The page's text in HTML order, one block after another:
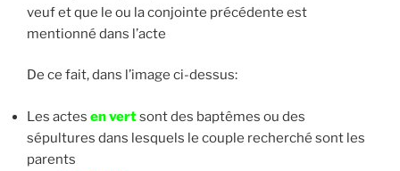
veuf et que le ou la conjointe précédente est
mentionné dans l’acte
De ce fait, dans l’image ci-dessus:
Les actes en vertsont des baptêmes ou des
sépultures dans lesquels le couple recherché sont les
parents